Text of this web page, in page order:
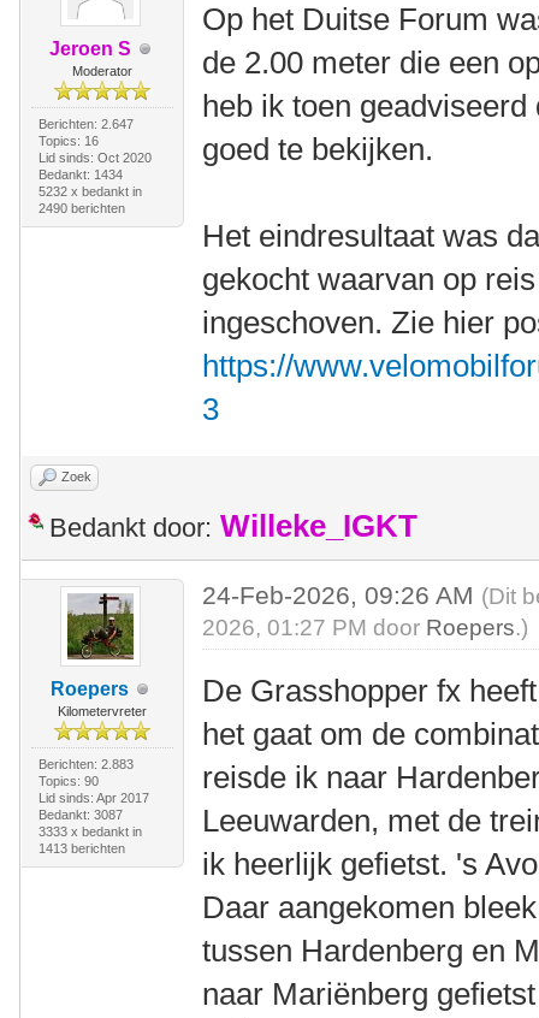
Jeroen S
Moderator
Berichten: 2.647
Topics: 16
Lid sinds: Oct 2020
Bedankt: 1434
5232 x bedankt in
2490 berichten
Op het Duitse Forum
de 2.00 meter die een
heb ik toen
goed te bekijken.
Het eindresultaat was
gekocht waarvan op
ingeschoven. Zie hier
https://
3
Zoek
Bedankt door: Willeke_IGKT
Roepers
Kilometervreter
Berichten: 2.883
Topics: 90
Lid sinds: Apr 2017
Bedankt: 3087
3333 x bedankt in
1413 berichten
24-Feb-2026, 09:26 AM (Dit
2026, 01:27 PM door Roepers.)
De Grasshopper fx
het gaat om de
reisde ik naar
Leeuwarden, met de
ik heerlijk gefietst. 's
Daar aangekomen
tussen Hardenberg en
naar Mariënberg